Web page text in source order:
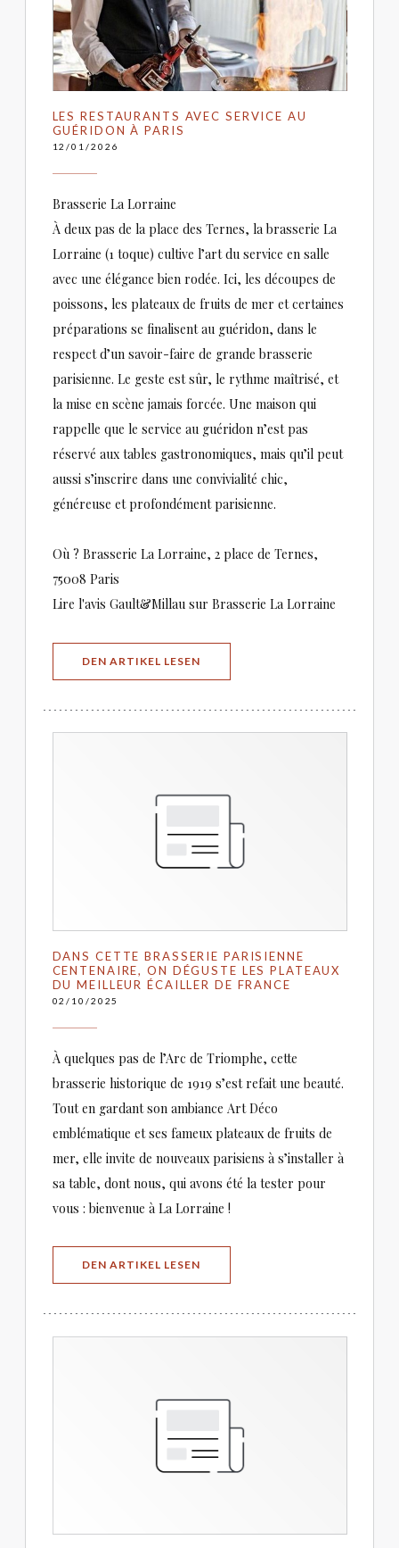
LES RESTAURANTS AVEC SERVICE AU
GUÉRIDON À PARIS
12/01/2026
Brasserie La Lorraine
À deux pas de la place des Ternes, la brasserie La
Lorraine (1 toque) cultive l’art du service en salle
avec une élégance bien rodée. Ici, les découpes de
poissons, les plateaux de fruits de mer et certaines
préparations se finalisent au guéridon, dans le
respect d’un savoir-faire de grande brasserie
parisienne. Le geste est sûr, le rythme maîtrisé, et
la mise en scène jamais forcée. Une maison qui
rappelle que le service au guéridon n’est pas
réservé aux tables gastronomiques, mais qu’il peut
aussi s’inscrire dans une convivialité chic,
généreuse et profondément parisienne.
Où ? Brasserie La Lorraine, 2 place de Ternes,
75008 Paris
Lire l'avis Gault&Millau sur Brasserie La Lorraine
DEN ARTIKEL LESEN
DANS CETTE BRASSERIE PARISIENNE
CENTENAIRE, ON DÉGUSTE LES PLATEAUX
DU MEILLEUR ÉCAILLER DE FRANCE
02/10/2025
À quelques pas de l’Arc de Triomphe, cette
brasserie historique de 1919 s’est refait une beauté.
Tout en gardant son ambiance Art Déco
emblématique et ses fameux plateaux de fruits de
mer, elle invite de nouveaux parisiens à s’installer à
sa table, dont nous, qui avons été la tester pour
vous : bienvenue à La Lorraine !
DEN ARTIKEL LESEN